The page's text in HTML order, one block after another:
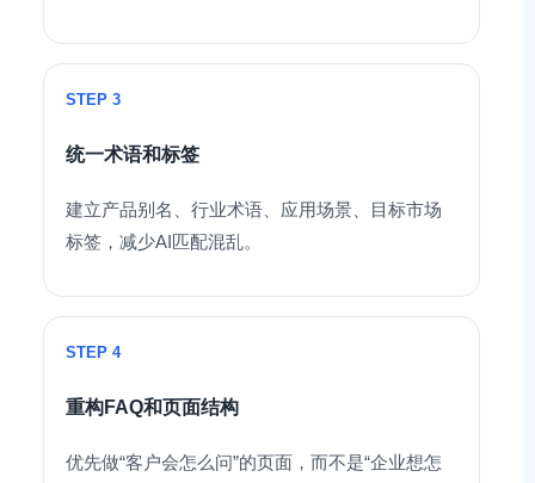
STEP 3
统一术语和标签
建立产品别名、行业术语、应用场景、目标市场
标签，减少AI匹配混乱。
STEP 4
重构FAQ和页面结构
优先做“客户会怎么问”的页面，而不是“企业想怎